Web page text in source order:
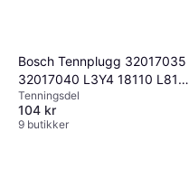
Bosch Tennplugg 32017035
32017040 L3Y4 18110 L813-
18-110
Tenningsdel
104 kr
9 butikker